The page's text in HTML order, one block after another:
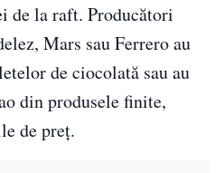
de la raft. Producători
Mars sau Ferrero au
de ciocolată sau au
din produsele finite,
de preț.